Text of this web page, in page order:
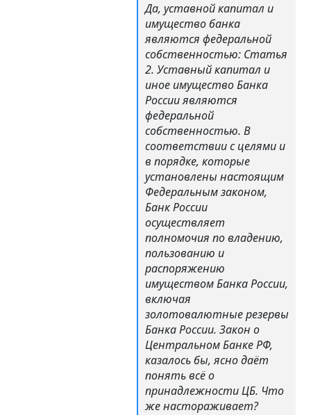
Да, уставной капитал и
имущество банка
являются федеральной
собственностью: Статья
2. Уставный капитал и
иное имущество Банка
России являются
федеральной
собственностью. В
соответствии с целями и
в порядке, которые
установлены настоящим
Федеральным законом,
Банк России
осуществляет
полномочия по владению,
пользованию и
распоряжению
имуществом Банка России,
включая
золотовалютные резервы
Банка России. Закон о
Центральном Банке РФ,
казалось бы, ясно даёт
понять всё о
принадлежности ЦБ. Что
же настораживает?